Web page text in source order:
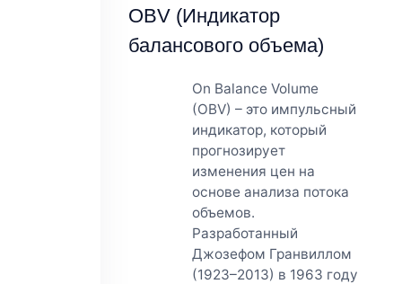
OBV (Индикатор
балансового объема)
On Balance Volume
(OBV) – это импульсный
индикатор, который
прогнозирует
изменения цен на
основе анализа потока
объемов.
Разработанный
Джозефом Гранвиллом
(1923–2013) в 1963 году